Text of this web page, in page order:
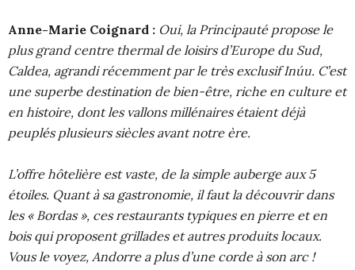
Anne-Marie Coignard : Oui, la Principauté propose le
plus grand centre thermal de loisirs d’Europe du Sud,
Caldea, agrandi récemment par le très exclusif Inúu. C’est
une superbe destination de bien-être, riche en culture et
en histoire, dont les vallons millénaires étaient déjà
peuplés plusieurs siècles avant notre ère.
L’offre hôtelière est vaste, de la simple auberge aux 5
étoiles. Quant à sa gastronomie, il faut la découvrir dans
les « Bordas », ces restaurants typiques en pierre et en
bois qui proposent grillades et autres produits locaux.
Vous le voyez, Andorre a plus d’une corde à son arc !